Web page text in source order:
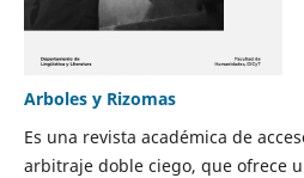
Arboles y Rizomas
Es una revista académica de
arbitraje doble ciego, que ofrece